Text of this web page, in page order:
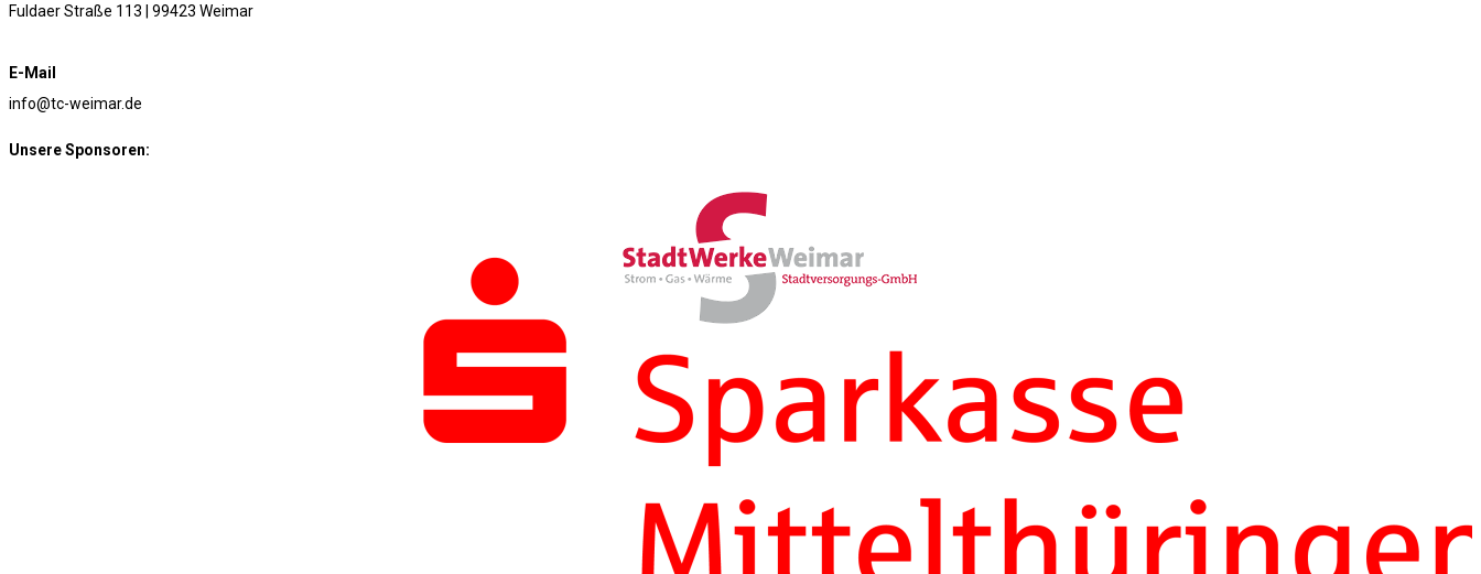
Fuldaer Straße 113 | 99423 Weimar
E-Mail
info@tc-weimar.de
Unsere Sponsoren: